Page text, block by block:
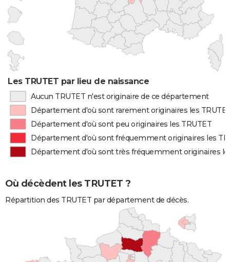
Les TRUTET par lieu de naissance
Aucun TRUTET n'est originaire de ce département
Département d'où sont rarement originaires les
Département d'où sont peu originaires les TRUTET
Département d'où sont fréquemment originaires les
Département d'où sont très fréquemment originaires
Où décèdent les TRUTET ?
Répartition des TRUTET par département de décès.